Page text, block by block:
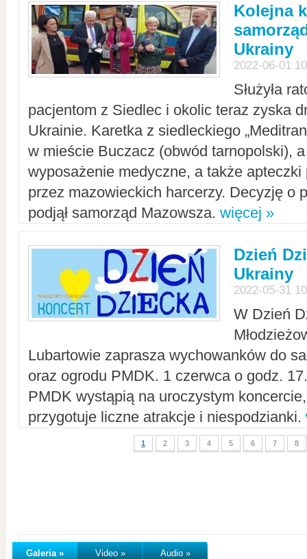
Kolejna
Ukrainy
2022-06-01
Służyła
pacjentom z Siedlec i okolic teraz zyska
Ukrainie. Karetka z siedleckiego
w mieście Buczacz (obwód tarnopolski),
wyposażenie medyczne, a także apteczki
przez mazowieckich harcerzy. Decyzję o
podjął samorząd Mazowsza. więcej »
Dzień
Ukrainy
2022-05-31
W Dzień
Lubartowie zaprasza wychowanków do
oraz ogrodu PMDK. 1 czerwca o godz.
PMDK wystąpią na uroczystym
przygotuje liczne atrakcje i niespodzianki.
1 2 3 4 5 6 7 8
Galeria » Video » Audio »